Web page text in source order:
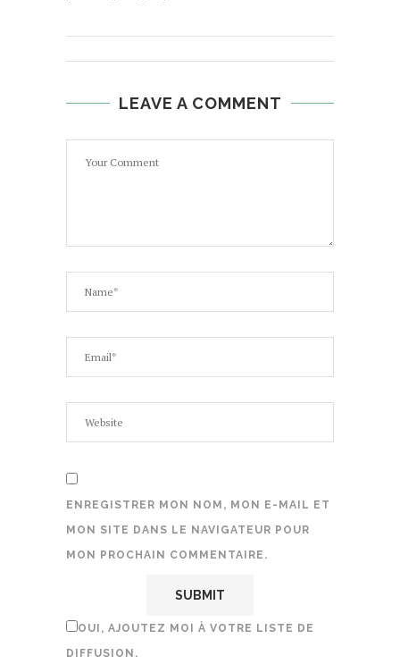
LEAVE A COMMENT
ENREGISTRER MON NOM, MON E-MAIL ET
MON SITE DANS LE NAVIGATEUR POUR
MON PROCHAIN COMMENTAIRE.
OUI, AJOUTEZ MOI À VOTRE LISTE DE
DIFFUSION.